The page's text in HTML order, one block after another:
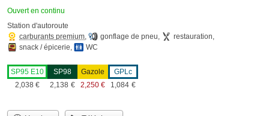
Ouvert en continu
Station d'autoroute
carburants premium, gonflage de pneu, restauration,
snack / épicerie, WC
SP95 E10
2,038 €
SP98
2,138 €
Gazole
2,250 €
GPLc
1,084 €